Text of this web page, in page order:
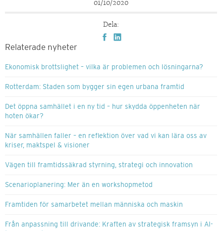
01/10/2020
Dela:
Relaterade nyheter
Ekonomisk brottslighet – vilka är problemen och lösningarna?
Rotterdam: Staden som bygger sin egen urbana framtid
Det öppna samhället i en ny tid – hur skydda öppenheten när
hoten ökar?
När samhällen faller – en reflektion över vad vi kan lära oss av
kriser, maktspel & visioner
Vägen till framtidssäkrad styrning, strategi och innovation
Scenarioplanering: Mer än en workshopmetod
Framtiden för samarbetet mellan människa och maskin
Från anpassning till drivande: Kraften av strategisk framsyn i AI-